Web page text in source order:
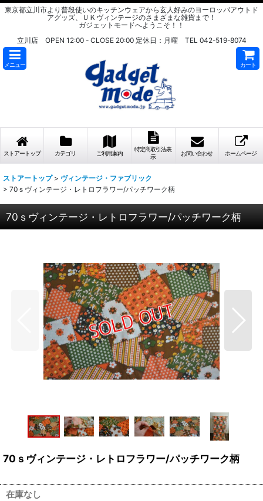
東京都立川市より普段使いのキッチンウェアから玄人好みのヨーロッパアウトド
アグッズ、ＵＫヴィンテージのさまざまな雑貨まで！
ガジェットモードへようこそ！！
立川店 OPEN 12:00 - CLOSE 20:00 定休日：月曜 TEL 042-519-8074
メニュー カート
ストアートップ カテゴリ ご利用案内
特定商取引法表
示
お問い合わせ ホームページ
ストアートップ > ヴィンテージ・ファブリック
> 70ｓヴィンテージ・レトロフラワー/パッチワーク柄
70ｓヴィンテージ・レトロフラワー/パッチワーク柄
70ｓヴィンテージ・レトロフラワー/パッチワーク柄
在庫なし